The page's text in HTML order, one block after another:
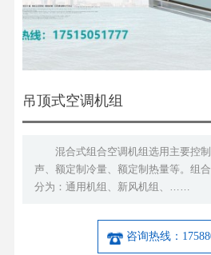
吊顶式空调机组
混合式组合空调机组选用主要控制
声、额定制冷量、额定制热量等。组
分为：通用机组、新风机组、……
咨询热线：